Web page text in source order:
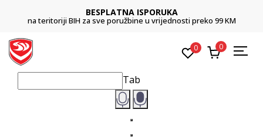
BESPLATNA ISPORUKA
na teritoriji BIH za sve poružbine u vrijednosti preko 99 KM
0 0
Tab